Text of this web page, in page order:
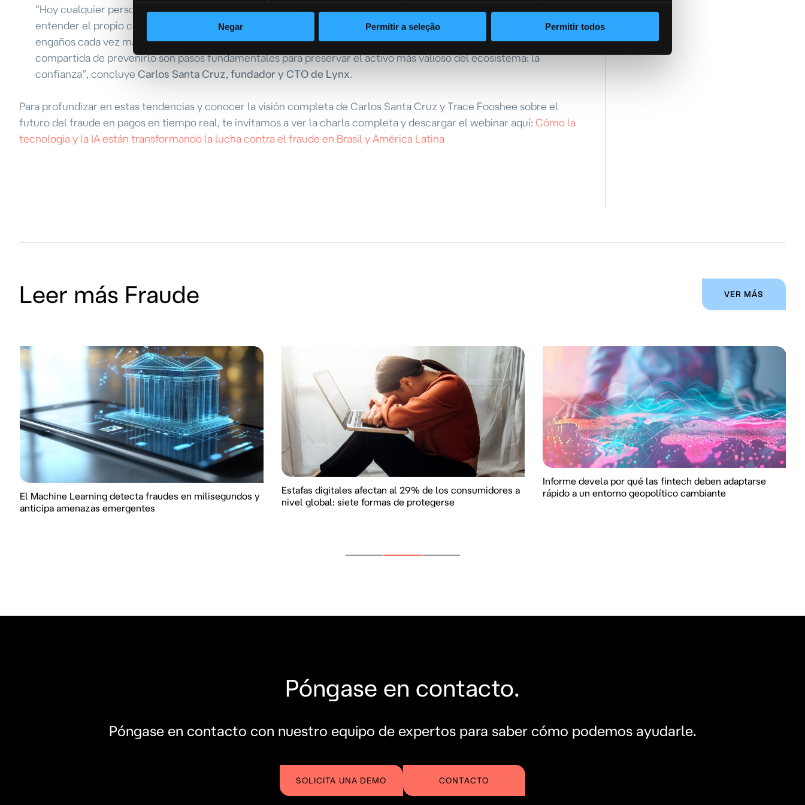
Negar Permitir a seleção Permitir todos
“Hoy cualquier persona puede ser víctima si es abordada en el momento emocional equivocado, por eso
entender el propio comportamiento financiero y reconocer señales inusuales es clave para evitar caer en
engaños cada vez más convincentes. Comprender cómo opera el fraude y asumir la responsabilidad
compartida de prevenirlo son pasos fundamentales para preservar el activo más valioso del ecosistema: la
confianza” , concluye Carlos Santa Cruz, fundador y CTO de Lynx
Para profundizar en estas tendencias y conocer la visión completa de Carlos Santa Cruz y Trace Fooshee sobre el
futuro del fraude en pagos en tiempo real, te invitamos a ver la charla completa y descargar el webinar aquí: Cómo la
tecnología y la IA están transformando la lucha contra el fraude en Brasil y América Latina
Leer más Fraude VER MÁS
El Machine Learning detecta fraudes en milisegundos y
anticipa amenazas emergentes
Estafas digitales afectan al 29% de los consumidores a
nivel global: siete formas de protegerse
Informe devela por qué las fintech deben adaptarse
rápido a un entorno geopolítico cambiante
Póngase en contacto.
Póngase en contacto con nuestro equipo de expertos para saber cómo podemos ayudarle.
SOLICITA UNA DEMO CONTACTO